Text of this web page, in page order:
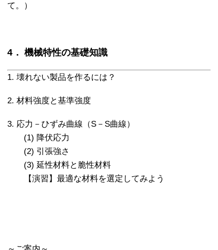
て。）
4． 機械特性の基礎知識
1. 壊れない製品を作るには？
2. 材料強度と基準強度
3. 応力－ひずみ曲線（S－S曲線）
(1) 降伏応力
(2) 引張強さ
(3) 延性材料と脆性材料
【演習】最適な材料を選定してみよう